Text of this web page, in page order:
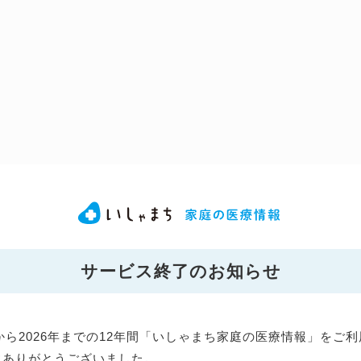
サービス終了のお知らせ
ら2026年までの12年間「いしゃまち家庭の医療情報」をご
りがとうございました。